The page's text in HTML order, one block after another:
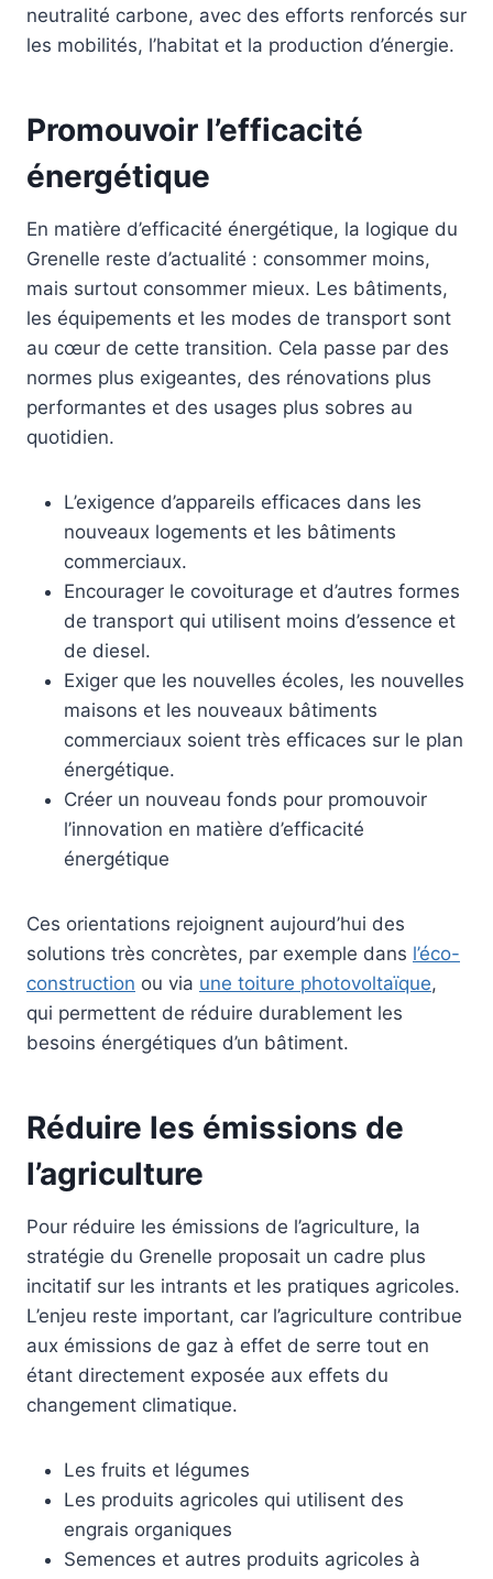
neutralité carbone, avec des efforts renforcés sur
les mobilités, l’habitat et la production d’énergie.
Promouvoir l’efficacité
énergétique
En matière d’efficacité énergétique, la logique du
Grenelle reste d’actualité : consommer moins,
mais surtout consommer mieux. Les bâtiments,
les équipements et les modes de transport sont
au cœur de cette transition. Cela passe par des
normes plus exigeantes, des rénovations plus
performantes et des usages plus sobres au
quotidien.
L’exigence d’appareils efficaces dans les
nouveaux logements et les bâtiments
commerciaux.
Encourager le covoiturage et d’autres formes
de transport qui utilisent moins d’essence et
de diesel.
Exiger que les nouvelles écoles, les nouvelles
maisons et les nouveaux bâtiments
commerciaux soient très efficaces sur le plan
énergétique.
Créer un nouveau fonds pour promouvoir
l’innovation en matière d’efficacité
énergétique
Ces orientations rejoignent aujourd’hui des
solutions très concrètes, par exemple dans l’éco-
construction ou via une toiture photovoltaïque,
qui permettent de réduire durablement les
besoins énergétiques d’un bâtiment.
Réduire les émissions de
l’agriculture
Pour réduire les émissions de l’agriculture, la
stratégie du Grenelle proposait un cadre plus
incitatif sur les intrants et les pratiques agricoles.
L’enjeu reste important, car l’agriculture contribue
aux émissions de gaz à effet de serre tout en
étant directement exposée aux effets du
changement climatique.
Les fruits et légumes
Les produits agricoles qui utilisent des
engrais organiques
Semences et autres produits agricoles à